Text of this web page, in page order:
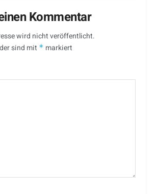
Kommentar
wird nicht veröffentlicht.
sind mit * markiert